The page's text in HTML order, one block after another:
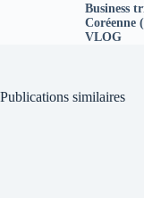
Business
Coréenne
VLOG
Publications similaires